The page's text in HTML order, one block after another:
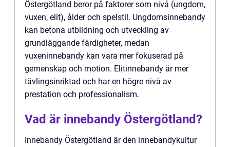
Östergötland beror på faktorer som nivå (ungdom,
vuxen, elit), ålder och spelstil. Ungdomsinnebandy
kan betona utbildning och utveckling av
grundläggande färdigheter, medan
vuxeninnebandy kan vara mer fokuserad på
gemenskap och motion. Elitinnebandy är mer
tävlingsinriktad och har en högre nivå av
prestation och professionalism.
Vad är innebandy Östergötland?
Innebandy Östergötland är den innebandykultur